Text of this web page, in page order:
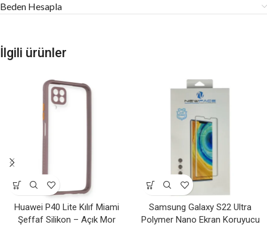
Beden Hesapla
İlgili ürünler
Huawei P40 Lite Kılıf Miami
Şeffaf Silikon – Açık Mor
Samsung Galaxy S22 Ultra
Polymer Nano Ekran Koruyucu